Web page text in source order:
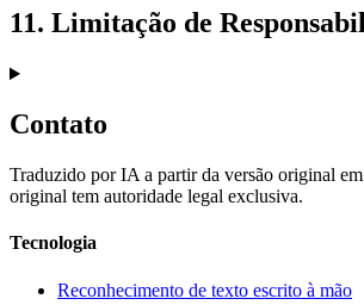
11. Limitação de
Contato
Traduzido por IA a partir da versão original
original tem autoridade legal exclusiva.
Tecnologia
Reconhecimento de texto escrito à mão